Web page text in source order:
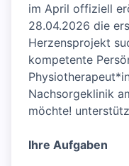
im April offiziell
28.04.2026 die
Herzensprojekt
kompetente
Nachsorgeklinik
möchte!
Ihre Aufgaben